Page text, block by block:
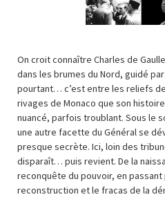
On croit connaître Charles de
dans les brumes du Nord, guidé
pourtant… c’est entre les reliefs
rivages de Monaco que son
nuancé, parfois troublant. Sous le
une autre facette du Général se
presque secrète. Ici, loin des
disparaît… puis revient. De la
reconquête du pouvoir, en passant
reconstruction et le fracas de la